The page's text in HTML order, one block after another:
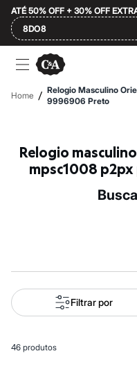
ATÉ 50% OFF + 30% OFF
8DO8
Ofertas
Compre por Departamento
Feminino
Masculino
Plus Size
Até 20% off
Até 40% off
A partir de 60% off
Roupas
Blusas e Camisetas
Básicos
Calças
Macacões
Home / Relogio Masculino
9996906 Preto
Relogio masculino orient preto analogico
mpsc1008
Filtrar por
46 produtos